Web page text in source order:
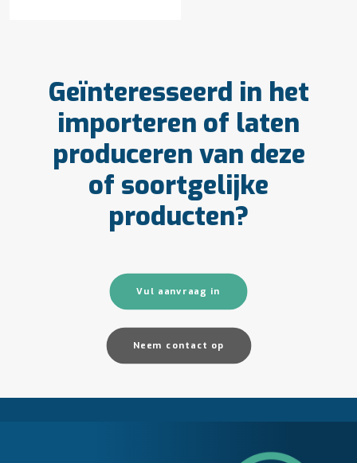
Geïnteresseerd in het
importeren of laten
produceren van deze
of soortgelijke
producten?
Vul aanvraag in
Neem contact op